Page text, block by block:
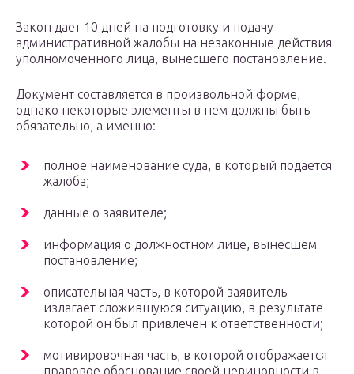
Закон дает 10 дней на подготовку и подачу
административной жалобы на незаконные действия
уполномоченного лица, вынесшего постановление.
Документ составляется в произвольной форме,
однако некоторые элементы в нем должны быть
обязательно, а именно:
полное наименование суда, в который подается
жалоба;
данные о заявителе;
информация о должностном лице, вынесшем
постановление;
описательная часть, в которой заявитель
излагает сложившуюся ситуацию, в результате
которой он был привлечен к ответственности;
мотивировочная часть, в которой отображается
правовое обоснование своей невиновности в